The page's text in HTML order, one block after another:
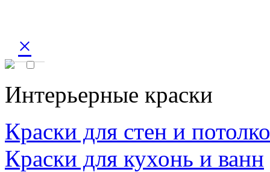
×
Интерьерные краски
Краски для стен и
Краски для кухонь и ванн